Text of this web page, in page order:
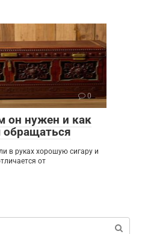
0
он нужен и как
обращаться
в руках хорошую сигару и
от